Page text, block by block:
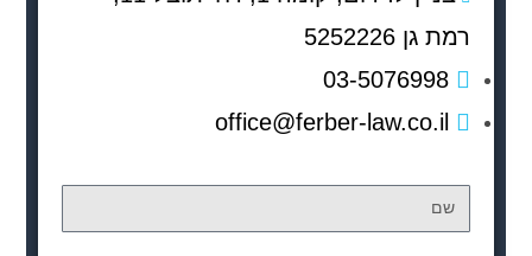
רמת גן 5252226
03-5076998
office@ferber-law.co.il